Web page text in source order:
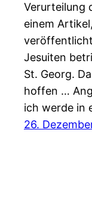
Verurteilung
einem
Jesuiten
St. Georg.
hoffen …
ich werde in
26.